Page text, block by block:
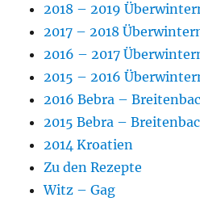
2018 – 2019
2017 – 2018
2016 – 2017
2015 – 2016
2016 Bebra –
2015 Bebra –
2014 Kroatien
Zu den Rezepte
Witz – Gag